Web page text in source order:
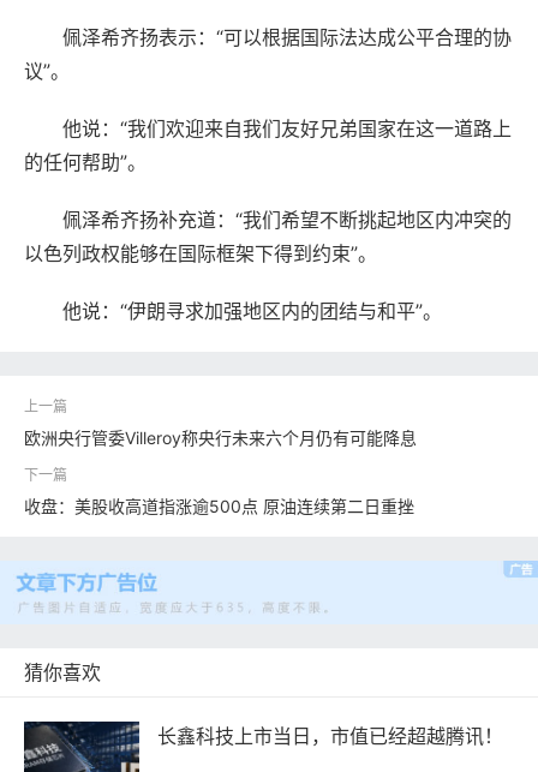
佩泽希齐扬表示：“可以根据国际法达成公平合理的协
议”。
他说：“我们欢迎来自我们友好兄弟国家在这一道路上
的任何帮助”。
佩泽希齐扬补充道：“我们希望不断挑起地区内冲突的
以色列政权能够在国际框架下得到约束”。
他说：“伊朗寻求加强地区内的团结与和平”。
欧洲央行管委Villeroy称央行未来六个月仍有可能降息
收盘：美股收高道指涨逾500点 原油连续第二日重挫
猜你喜欢
长鑫科技上市当日，市值已经超越腾讯！